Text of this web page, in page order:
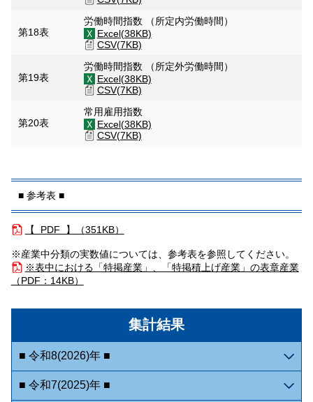
集計結果
■ 令和8(2026)年 ■
■ 令和7(2025)年 ■
第18表
労働時間指数 （所定内労働時間）
Excel(38KB)
CSV(7KB)
第19表
労働時間指数 （所定外労働時間）
Excel(38KB)
CSV(7KB)
第20表
常用雇用指数
Excel(38KB)
CSV(7KB)
■ 参考表 ■
【 PDF 】（351KB）
※産業中分類の実数値については、参考表を参照してください。
※表中における「特掲産業」、「特掲積上げ産業」の表章産業
（PDF：14KB）